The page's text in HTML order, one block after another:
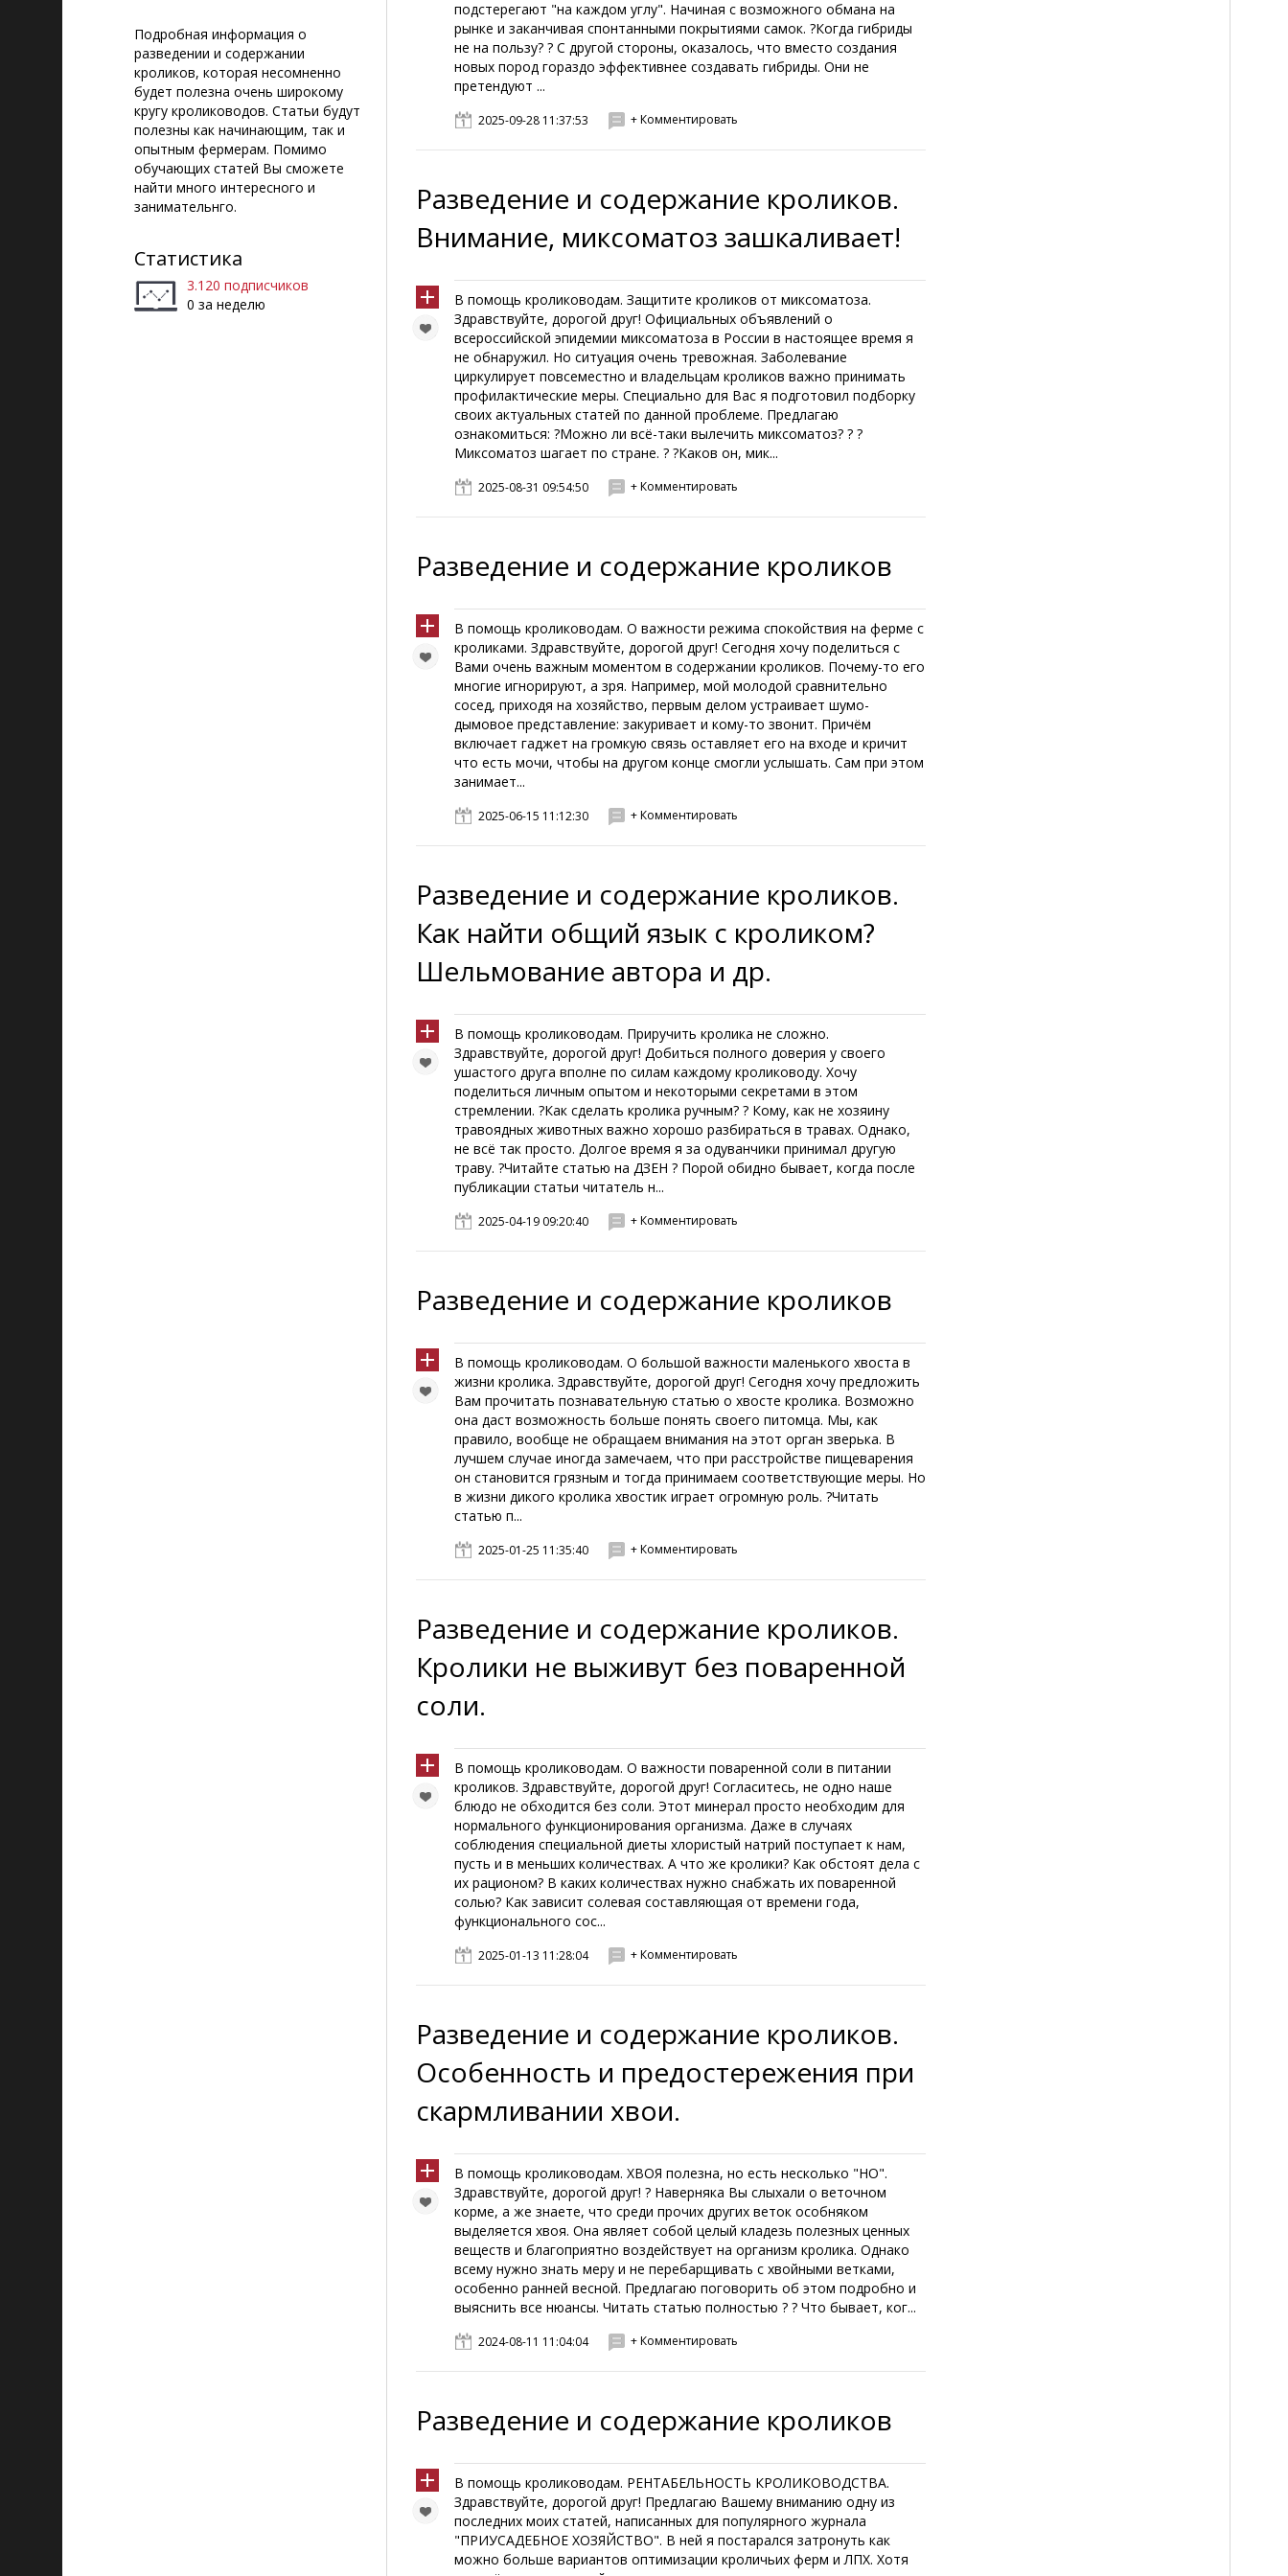
Подробная информация о
разведении и содержании
кроликов, которая несомненно
будет полезна очень широкому
кругу кролиководов. Статьи будут
полезны как начинающим, так и
опытным фермерам. Помимо
обучающих статей Вы сможете
найти много интересного и
занимательнго.
Статистика
3.120 подписчиков
0 за неделю
подстерегают "на каждом углу". Начиная с возможного обмана на
рынке и заканчивая спонтанными покрытиями самок. ?Когда гибриды
не на пользу? ? С другой стороны, оказалось, что вместо создания
новых пород гораздо эффективнее создавать гибриды. Они не
претендуют ...
2025-09-28 11:37:53 + Комментировать
Разведение и содержание кроликов.
Внимание, миксоматоз зашкаливает!
В помощь кролиководам. Защитите кроликов от миксоматоза.
Здравствуйте, дорогой друг! Официальных объявлений о
всероссийской эпидемии миксоматоза в России в настоящее время я
не обнаружил. Но ситуация очень тревожная. Заболевание
циркулирует повсеместно и владельцам кроликов важно принимать
профилактические меры. Специально для Вас я подготовил подборку
своих актуальных статей по данной проблеме. Предлагаю
ознакомиться: ?Можно ли всё-таки вылечить миксоматоз? ? ?
Миксоматоз шагает по стране. ? ?Каков он, мик...
2025-08-31 09:54:50 + Комментировать
Разведение и содержание кроликов
В помощь кролиководам. О важности режима спокойствия на ферме с
кроликами. Здравствуйте, дорогой друг! Сегодня хочу поделиться с
Вами очень важным моментом в содержании кроликов. Почему-то его
многие игнорируют, а зря. Например, мой молодой сравнительно
сосед, приходя на хозяйство, первым делом устраивает шумо-
дымовое представление: закуривает и кому-то звонит. Причём
включает гаджет на громкую связь оставляет его на входе и кричит
что есть мочи, чтобы на другом конце смогли услышать. Сам при этом
занимает...
2025-06-15 11:12:30 + Комментировать
Разведение и содержание кроликов.
Как найти общий язык с кроликом?
Шельмование автора и др.
В помощь кролиководам. Приручить кролика не сложно.
Здравствуйте, дорогой друг! Добиться полного доверия у своего
ушастого друга вполне по силам каждому кролиководу. Хочу
поделиться личным опытом и некоторыми секретами в этом
стремлении. ?Как сделать кролика ручным? ? Кому, как не хозяину
травоядных животных важно хорошо разбираться в травах. Однако,
не всё так просто. Долгое время я за одуванчики принимал другую
траву. ?Читайте статью на ДЗЕН ? Порой обидно бывает, когда после
публикации статьи читатель н...
2025-04-19 09:20:40 + Комментировать
Разведение и содержание кроликов
В помощь кролиководам. О большой важности маленького хвоста в
жизни кролика. Здравствуйте, дорогой друг! Сегодня хочу предложить
Вам прочитать познавательную статью о хвосте кролика. Возможно
она даст возможность больше понять своего питомца. Мы, как
правило, вообще не обращаем внимания на этот орган зверька. В
лучшем случае иногда замечаем, что при расстройстве пищеварения
он становится грязным и тогда принимаем соответствующие меры. Но
в жизни дикого кролика хвостик играет огромную роль. ?Читать
статью п...
2025-01-25 11:35:40 + Комментировать
Разведение и содержание кроликов.
Кролики не выживут без поваренной
соли.
В помощь кролиководам. О важности поваренной соли в питании
кроликов. Здравствуйте, дорогой друг! Согласитесь, не одно наше
блюдо не обходится без соли. Этот минерал просто необходим для
нормального функционирования организма. Даже в случаях
соблюдения специальной диеты хлористый натрий поступает к нам,
пусть и в меньших количествах. А что же кролики? Как обстоят дела с
их рационом? В каких количествах нужно снабжать их поваренной
солью? Как зависит солевая составляющая от времени года,
функционального сос...
2025-01-13 11:28:04 + Комментировать
Разведение и содержание кроликов.
Особенность и предостережения при
скармливании хвои.
В помощь кролиководам. ХВОЯ полезна, но есть несколько "НО".
Здравствуйте, дорогой друг! ? Наверняка Вы слыхали о веточном
корме, а же знаете, что среди прочих других веток особняком
выделяется хвоя. Она являет собой целый кладезь полезных ценных
веществ и благоприятно воздействует на организм кролика. Однако
всему нужно знать меру и не перебарщивать с хвойными ветками,
особенно ранней весной. Предлагаю поговорить об этом подробно и
выяснить все нюансы. Читать статью полностью ? ? Что бывает, ког...
2024-08-11 11:04:04 + Комментировать
Разведение и содержание кроликов
В помощь кролиководам. РЕНТАБЕЛЬНОСТЬ КРОЛИКОВОДСТВА.
Здравствуйте, дорогой друг! Предлагаю Вашему вниманию одну из
последних моих статей, написанных для популярного журнала
"ПРИУСАДЕБНОЕ ХОЗЯЙСТВО". В ней я постарался затронуть как
можно больше вариантов оптимизации кроличьих ферм и ЛПХ. Хотя